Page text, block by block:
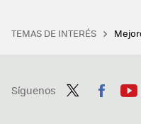
TEMAS DE INTERÉS
Síguenos